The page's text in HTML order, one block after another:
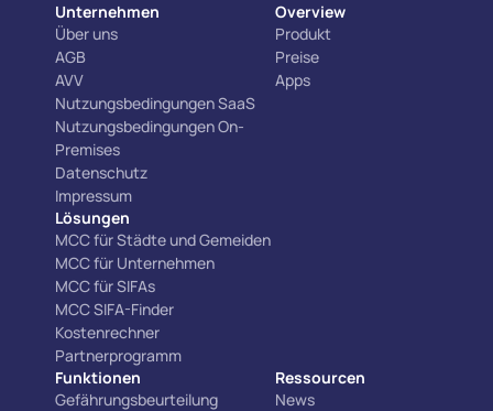
Unternehmen
Über uns
AGB
AVV
Nutzungsbedingungen SaaS
Nutzungsbedingungen On-
Premises
Datenschutz
Impressum
Overview
Produkt
Preise
Apps
Lösungen
MCC für Städte und Gemeiden
MCC für Unternehmen
MCC für SIFAs
MCC SIFA-Finder
Kostenrechner
Partnerprogramm
Funktionen
Gefährungsbeurteilung
Ressourcen
News